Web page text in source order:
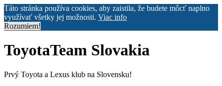
Táto stránka používa cookies, aby zaistila, že budete môcť naplno
využívať všetky jej možnosti. Viac info
Rozumiem!
ToyotaTeam Slovakia
Prvý Toyota a Lexus klub na Slovensku!